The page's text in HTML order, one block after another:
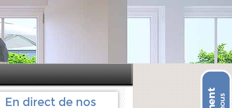
En direct de nos